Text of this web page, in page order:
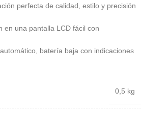
perfecta de calidad, estilo y precisión
en una pantalla LCD fácil con
batería baja con indicaciones
0,5 kg